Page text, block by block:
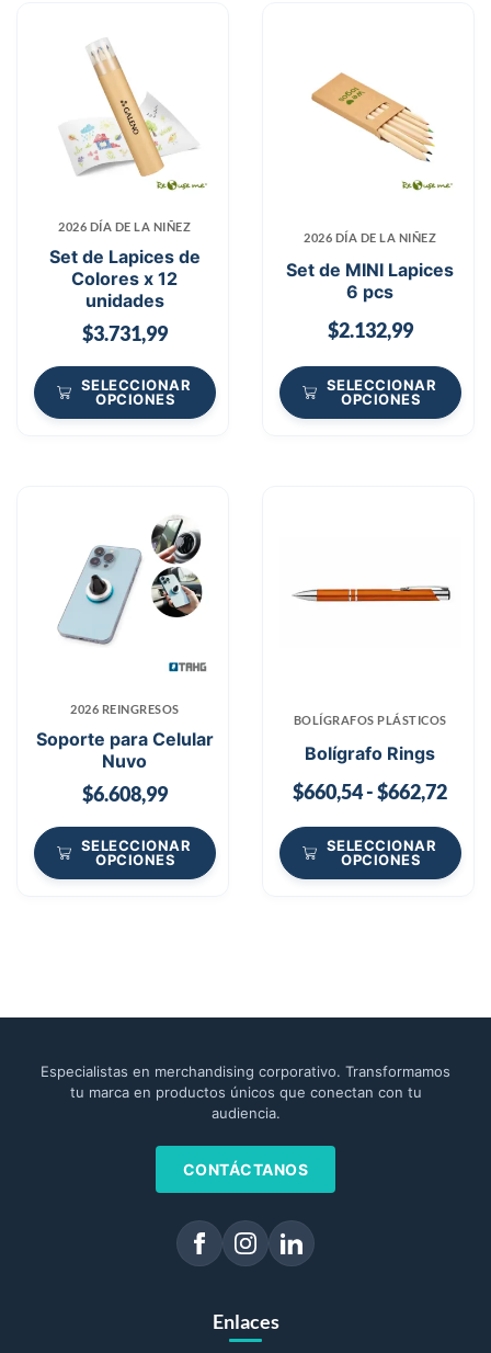
2026 DÍA DE LA NIÑEZ
Set de Lapices de
Colores x 12
unidades
$3.731,99
SELECCIONAR
OPCIONES
2026 DÍA DE LA NIÑEZ
Set de MINI Lapices
6 pcs
$2.132,99
SELECCIONAR
OPCIONES
2026 REINGRESOS
Soporte para Celular
Nuvo
$6.608,99
SELECCIONAR
OPCIONES
BOLÍGRAFOS PLÁSTICOS
Bolígrafo Rings
$660,54-$662,72
SELECCIONAR
OPCIONES
Especialistas en merchandising corporativo. Transformamos
tu marca en productos únicos que conectan con tu
audiencia.
CONTÁCTANOS
Enlaces